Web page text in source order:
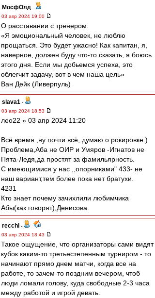
МосфОлд -
03 апр 2024 19:00
О расставании с тренером:
«Я эмоциональный человек, не люблю
прощаться. Это будет ужасно! Как капитан, я,
наверное, должен буду что-то сказать, я боюсь
этого дня. Если мы добьемся успеха, это
облегчит задачу, вот в чем наша цель»
Ван Дейк (Ливерпуль)
slava1 -
03 апр 2024 18:53
лео22 » 03 апр 2024 11:20
Всё время ,ну почти всё, думаю о рокировке.)
Проблема,Аба не ОИР и Умяров -Игнатов не
Пята-Ледя,да простят за фамильярность.
C имеющимися у нас ,,опорниками" 433- не
наш вариант,тем более пока нет братухи.
4231
Кто знает почему зачихлили любимчика
Абы(как говорят),Денисова.
recchi -
03 апр 2024 18:43
Такое ощущение, что организаторы сами видят
кубок каким-то третьестепенным турниром - то
начинают прямо днем матчи, когда все на
работе, то зачем-то поздним вечером, чтоб
люди ломали голову, куда свободные 2-3 часа
между работой и игрой девать.